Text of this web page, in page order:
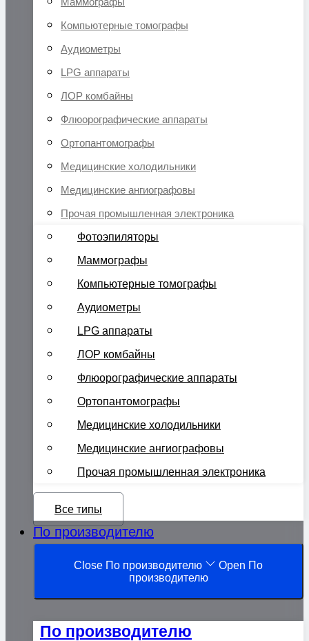
Компьютерные томографы
Аудиометры
LPG аппараты
ЛОР комбайны
Флюорографические аппараты
Ортопантомографы
Медицинские холодильники
Медицинские ангиографовы
Прочая промышленная электроника
Фотоэпиляторы
Маммографы
Компьютерные томографы
Аудиометры
LPG аппараты
ЛОР комбайны
Флюорографические аппараты
Ортопантомографы
Медицинские холодильники
Медицинские ангиографовы
Прочая промышленная электроника
Все типы
По производителю
Close По производителю
Open По
производителю
По производителю